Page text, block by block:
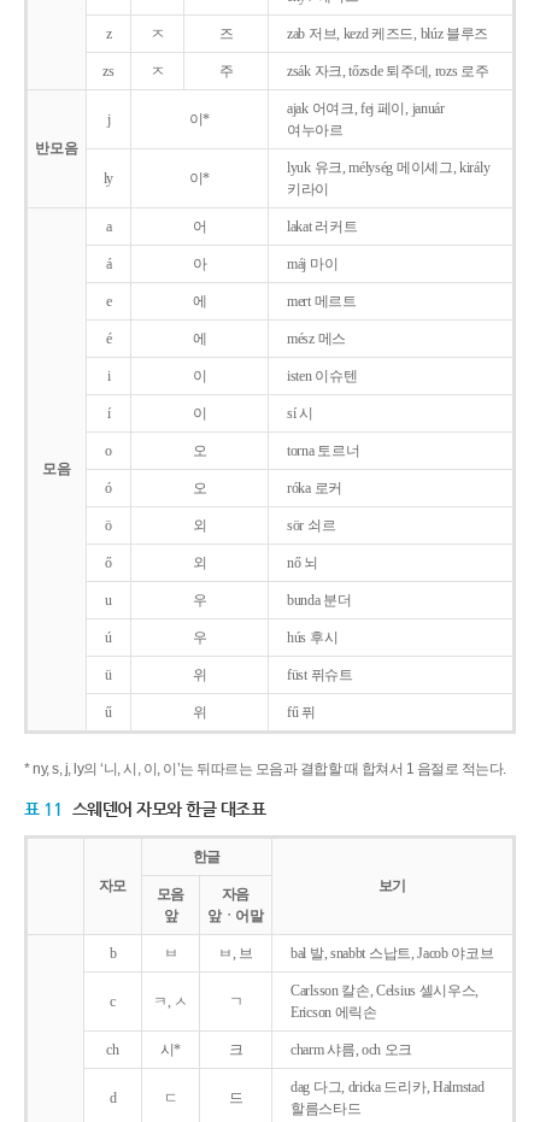
z ㅈ 즈 zab 저브, kezd 케즈드, blúz 블루즈
zs ㅈ 주 zsák 자크, tőzsde 퇴주데, rozs 로주
반모음
j 이*
ajak 어여크, fej 페이, január
여누아르
ly 이*
lyuk 유크, mélység 메이셰그, király
키라이
모음
a 어 lakat 러커트
á 아 máj 마이
e 에 mert 메르트
é 에 mész 메스
i 이 isten 이슈텐
í 이 sí 시
o 오 torna 토르너
ó 오 róka 로커
ö 외 sör 쇠르
ő 외 nő 뇌
u 우 bunda 분더
ú 우 hús 후시
ü 위 füst 퓌슈트
ű 위 fű 퓌
* ny, s, j, ly의 ‘니, 시, 이, 이’는 뒤따르는 모음과 결합할 때 합쳐서 1 음절로 적는다.
표 11 스웨덴어 자모와 한글 대조표
자모
한글
보기
모음
앞
자음
앞ㆍ어말
b ㅂ ㅂ, 브 bal 발, snabbt 스납트, Jacob 야코브
c ㅋ, ㅅ ㄱ
Carlsson 칼손, Celsius 셀시우스,
Ericson 에릭손
ch 시* 크 charm 샤름, och 오크
d ㄷ 드
dag 다그, dricka 드리카, Halmstad
할름스타드